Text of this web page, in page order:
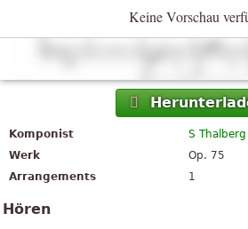
Keine Vorschau
Komponist
S Thalberg
Werk
Op. 75
Arrangements
1
Hören